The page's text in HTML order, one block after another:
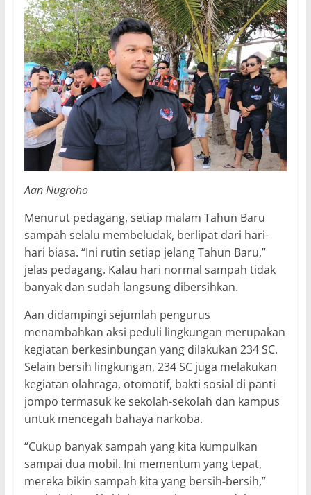
Aan Nugroho
Menurut pedagang, setiap malam Tahun Baru
sampah selalu membeludak, berlipat dari hari-
hari biasa. “Ini rutin setiap jelang Tahun Baru,”
jelas pedagang. Kalau hari normal sampah tidak
banyak dan sudah langsung dibersihkan.
Aan didampingi sejumlah pengurus
menambahkan aksi peduli lingkungan merupakan
kegiatan berkesinbungan yang dilakukan 234 SC.
Selain bersih lingkungan, 234 SC juga melakukan
kegiatan olahraga, otomotif, bakti sosial di panti
jompo termasuk ke sekolah-sekolah dan kampus
untuk mencegah bahaya narkoba.
“Cukup banyak sampah yang kita kumpulkan
sampai dua mobil. Ini mementum yang tepat,
mereka bikin sampah kita yang bersih-bersih,”